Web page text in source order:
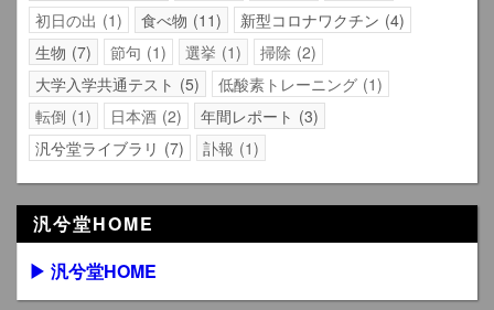
初日の出
1 食べ物 11 新型コロナワクチン 4
生物 7 節句 1 選挙 1 掃除 2
大学入学共通テスト
5 低酸素トレーニング 1
転倒 1 日本酒 2 年間レポート
3
汎兮堂ライブラリ
7 訃報 1
汎兮堂HOME
▶ 汎兮堂HOME